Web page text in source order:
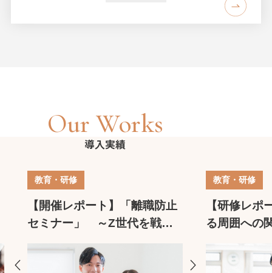
Our Works
導入実績
教育・研修
【開催レポート】「離職防止
セミナー」 ～Z世代を戦力
に変える人材育成戦略～
教育・研修
【研修レポ
る周囲への
せたステッ